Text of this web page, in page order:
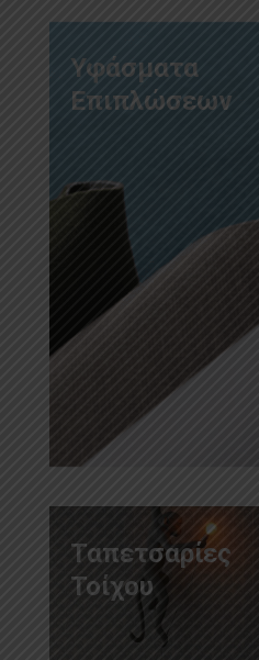
Υφάσματα
Επιπλώσεων
Ταπετσαρίες
Τοίχου